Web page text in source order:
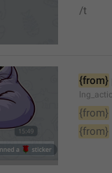
/t
{from}
{from}
{from}